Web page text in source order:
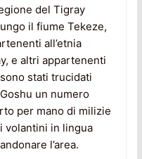
del Tigray
il fiume Tekeze,
all’etnia
e altri appartenenti
stati trucidati
un numero
per mano di milizie
volantini in lingua
l’area.